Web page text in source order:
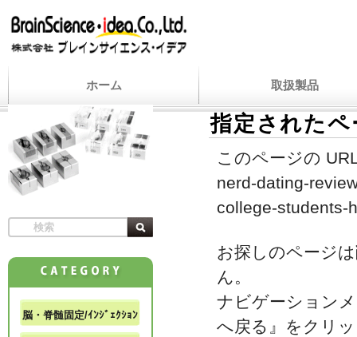
ホーム 取扱製品
指定された
このページの
nerd-dating-
college-students-
お探しのページ
ん。
ナビゲーション
へ戻る』をクリ
脳・脊髄固定/ｲﾝｼﾞｪｸｼｮﾝ